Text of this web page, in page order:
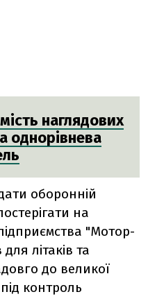
наглядових
однорівнева
оборонній
на
"Мотор-
літаків та
до великої
контроль